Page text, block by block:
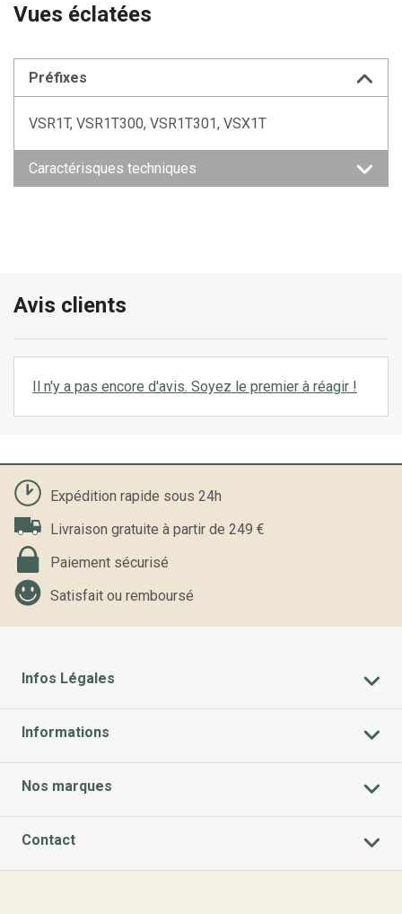
Vues éclatées
Préfixes
VSR1T, VSR1T300, VSR1T301, VSX1T
Caractérisques techniques
Avis clients
Il n'y a pas encore d'avis. Soyez le premier à réagir !
Expédition rapide sous 24h
Livraison gratuite à partir de 249 €
Paiement sécurisé
Satisfait ou remboursé
Infos Légales
Informations
Nos marques
Contact